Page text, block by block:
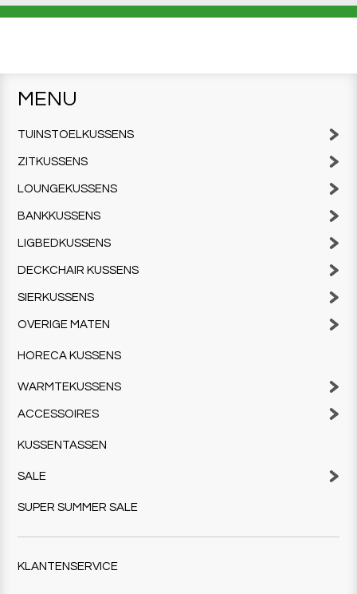
MENU
TUINSTOELKUSSENS
ZITKUSSENS
LOUNGEKUSSENS
BANKKUSSENS
LIGBEDKUSSENS
DECKCHAIR KUSSENS
SIERKUSSENS
OVERIGE MATEN
HORECA KUSSENS
WARMTEKUSSENS
ACCESSOIRES
KUSSENTASSEN
SALE
SUPER SUMMER SALE
KLANTENSERVICE